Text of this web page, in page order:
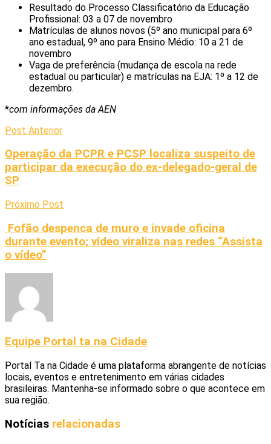
Resultado do Processo Classificatório da Educação
Profissional: 03 a 07 de novembro
Matrículas de alunos novos (5º ano municipal para 6º
ano estadual, 9º ano para Ensino Médio: 10 a 21 de
novembro
Vaga de preferência (mudança de escola na rede
estadual ou particular) e matrículas na EJA: 1º a 12 de
dezembro.
*com informações da AEN
Post Anterior
Operação da PCPR e PCSP localiza suspeito de
participar da execução do ex-delegado-geral de
SP
Próximo Post
Fofão despenca de muro e invade oficina
durante evento; vídeo viraliza nas redes “Assista
o vídeo”
Equipe Portal ta na Cidade
Portal Ta na Cidade é uma plataforma abrangente de notícias
locais, eventos e entretenimento em várias cidades
brasileiras. Mantenha-se informado sobre o que acontece em
sua região.
Notícias relacionadas